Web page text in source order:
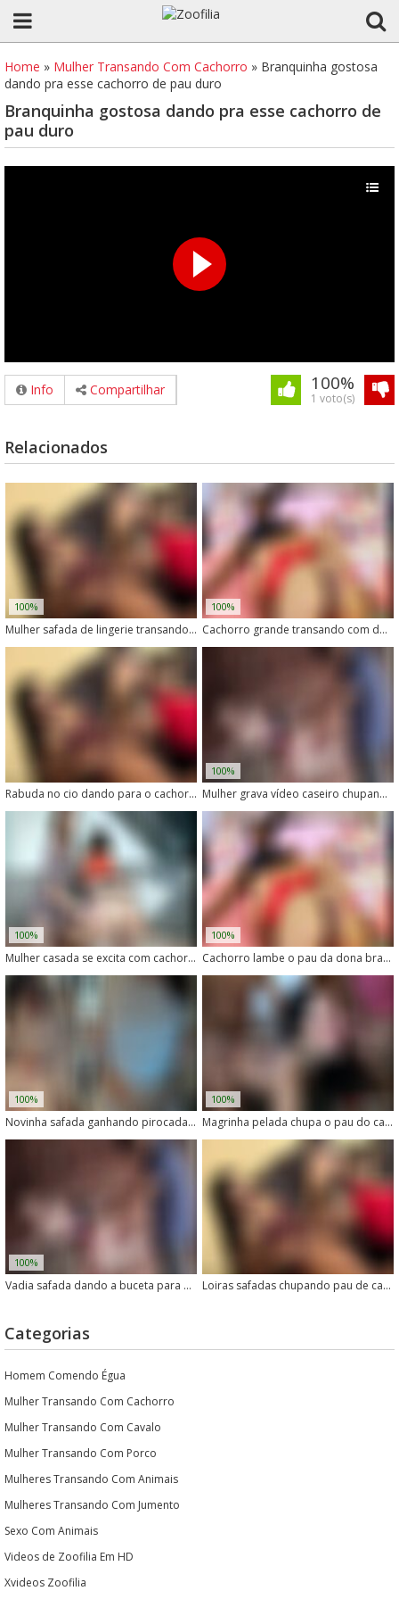
Home » Mulher Transando Com Cachorro » Branquinha gostosa
dando pra esse cachorro de pau duro
Branquinha gostosa dando pra esse cachorro de
pau duro
Info Compartilhar 100%
1 voto(s)
Relacionados
100%
Mulher safada de lingerie transando com cachorro
100%
Cachorro grande transando com dona de vestido curto
Rabuda no cio dando para o cachorro com vontade
100%
Mulher grava vídeo caseiro chupando pau de cachorro
100%
Mulher casada se excita com cachorro lambendo sua buceta
100%
Cachorro lambe o pau da dona branca enquanto ela goza
100%
Novinha safada ganhando pirocada em zoofilia quente
100%
Magrinha pelada chupa o pau do cachorro com vontade
100%
Vadia safada dando a buceta para um cachorro meter nela Loiras safadas chupando pau de cachorro peladas
Categorias
Homem Comendo Égua
Mulher Transando Com Cachorro
Mulher Transando Com Cavalo
Mulher Transando Com Porco
Mulheres Transando Com Animais
Mulheres Transando Com Jumento
Sexo Com Animais
Videos de Zoofilia Em HD
Xvideos Zoofilia